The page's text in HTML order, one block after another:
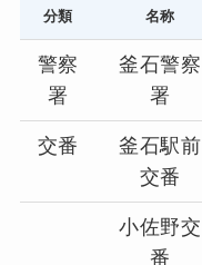
分類 名称
警察
署
釜石警察
署
交番
釜石駅前
交番
小佐野交
番